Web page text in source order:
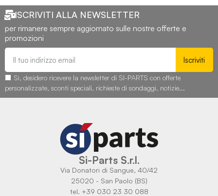
ISCRIVITI ALLA NEWSLETTER
per rimanere sempre aggiornato sulle nostre offerte e
promozioni
Iscriviti
Sì, desidero ricevere la newsletter di SI-PARTS con offerte
personalizzate, sconti speciali, richieste di sondaggi, notizie...
Si-Parts S.r.l.
Via Donatori di Sangue, 40/42
25020 - San Paolo (BS)
tel. +39 030 23 30 088